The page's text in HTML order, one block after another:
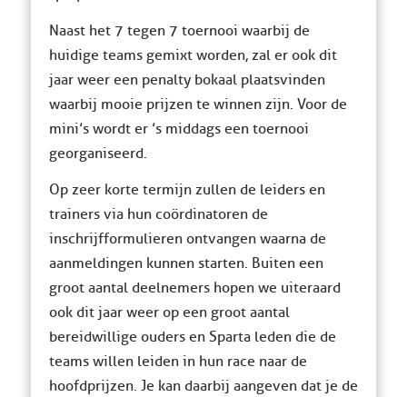
Naast het 7 tegen 7 toernooi waarbij de
huidige teams gemixt worden, zal er ook dit
jaar weer een penalty bokaal plaatsvinden
waarbij mooie prijzen te winnen zijn. Voor de
mini’s wordt er ’s middags een toernooi
georganiseerd.
Op zeer korte termijn zullen de leiders en
trainers via hun coördinatoren de
inschrijfformulieren ontvangen waarna de
aanmeldingen kunnen starten. Buiten een
groot aantal deelnemers hopen we uiteraard
ook dit jaar weer op een groot aantal
bereidwillige ouders en Sparta leden die de
teams willen leiden in hun race naar de
hoofdprijzen. Je kan daarbij aangeven dat je de